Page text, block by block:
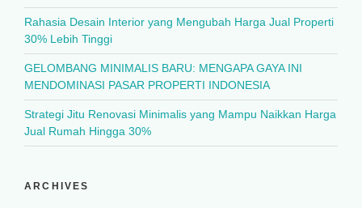
Rahasia Desain Interior yang Mengubah Harga Jual Properti
30% Lebih Tinggi
GELOMBANG MINIMALIS BARU: MENGAPA GAYA INI
MENDOMINASI PASAR PROPERTI INDONESIA
Strategi Jitu Renovasi Minimalis yang Mampu Naikkan Harga
Jual Rumah Hingga 30%
ARCHIVES